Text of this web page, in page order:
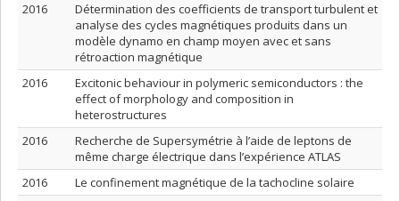
2016
Détermination des coefficients de transport turbulent et
analyse des cycles magnétiques produits dans un
modèle dynamo en champ moyen avec et sans
rétroaction magnétique
2016
Excitonic behaviour in polymeric semiconductors : the
effect of morphology and composition in
heterostructures
2016
Recherche de Supersymétrie à l’aide de leptons de
même charge électrique dans l’expérience ATLAS
2016
Le confinement magnétique de la tachocline solaire